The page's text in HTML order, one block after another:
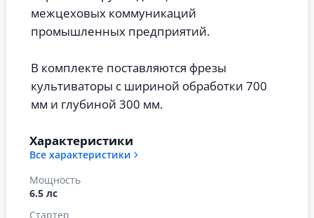
межцеховых коммуникаций
промышленных предприятий.
В комплекте поставляются фрезы
культиваторы с шириной обработки 700
мм и глубиной 300 мм.
Характеристики
Все характеристики
Мощность
6.5 лс
Стартер